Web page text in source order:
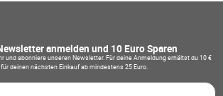
anmelden und 10 Euro Sparen
und abonniere unseren Newsletter. Für deine Anmeldung erhältst du 10 €
deinen nächsten Einkauf ab mindestens 25 Euro.